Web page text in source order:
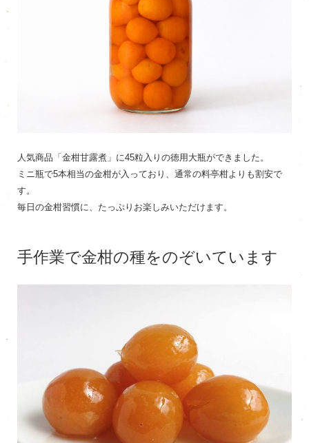
人気商品「金柑甘露煮」に45粒入りの徳用大瓶ができました。
ミニ瓶で5本相当の金柑が入っており、通常の料亭柑よりも割安で
す。
毎日の金柑習慣に、たっぷりお楽しみいただけます。
手作業で金柑の種をのぞいています